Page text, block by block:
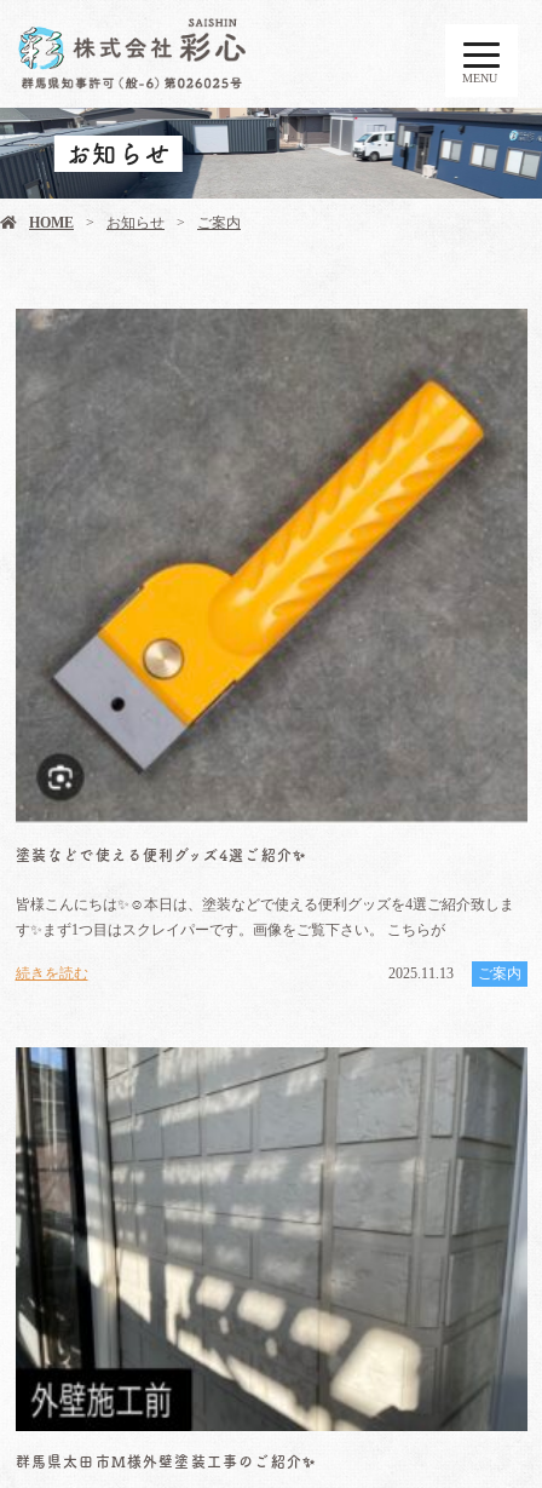
MENU
お知らせ
HOME お知らせ ご案内
塗装などで使える便利グッズ4選ご紹介✨
皆様こんにちは✨☺️本日は、塗装などで使える便利グッズを4選ご紹介致しま
す✨まず1つ目はスクレイパーです。画像をご覧下さい。 こちらが
続きを読む 2025.11.13 ご案内
群馬県太田市M様外壁塗装工事のご紹介✨